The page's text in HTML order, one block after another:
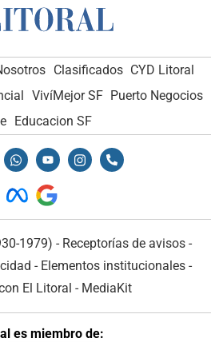
Clasificados CYD Litoral
VivíMejor SF Puerto Negocios
Educacion SF
1979) - Receptorías de avisos -
- Elementos institucionales-
El Litoral - MediaKit
es miembro de: